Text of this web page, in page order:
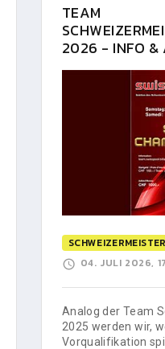
TEAM
2026 - INFO &
04. JULI 2026,
Analog der Team
2025 werden wir,
Vorqualifikation